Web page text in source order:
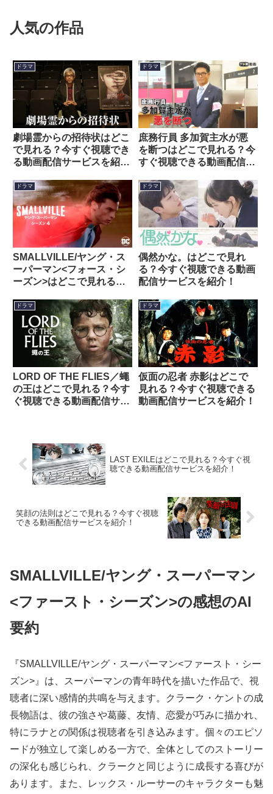
人気の作品
ドラマ
劇場霊からの招待状はどこ
で見れる？今すぐ視聴でき
る動画配信サービスを紹
ドラマ
庶務行員 多加賀主水が悪
を断つはどこで見れる？今
すぐ視聴できる動画配信サ
ドラマ
SMALLVILLE/ヤング・ス
ーパーマン<フォース・シ
ーズン>はどこで見れる？
サービスを紹介！
ドラマ
偶然かな。はどこで見れ
る？今すぐ視聴できる動画
配信サービスを紹介！
ドラマ
LORD OF THE FLIES／蠅
の王はどこで見れる？今す
ぐ視聴できる動画配信サー
ドラマ
仮面の忍者 赤影はどこで
見れる？今すぐ視聴できる
動画配信サービスを紹介！
LAST EXILEはどこで見れる？今すぐ視
聴できる動画配信サービスを紹介！
笑顔の法則はどこで見れる？今すぐ視聴
できる動画配信サービスを紹介！
SMALLVILLE/ヤング・スーパーマン
<ファースト・シーズン>の感想のAI
要約
『SMALLVILLE/ヤング・スーパーマン<ファースト・シー
ズン>』は、スーパーマンの青年時代を描いた作品で、視
聴者に深い感情的共鳴を与えます。クラーク・ケントの成
長物語は、彼の強さや葛藤、友情、恋愛が巧みに描かれ、
特にラナとの関係は視聴者を引き込みます。個々のエピソ
ードが独立して楽しめる一方で、全体としてのストーリー
の深化も感じられ、クラークと同じように成長する喜びが
あります。また、レックス・ルーサーのキャラクターも魅